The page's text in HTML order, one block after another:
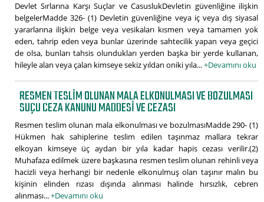
Devlet Sırlarına Karşı Suçlar ve CasuslukDevletin güvenliğine ilişkin
belgelerMadde 326- (1) Devletin güvenliğine veya iç veya dış siyasal
yararlarına ilişkin belge veya vesikaları kısmen veya tamamen yok
eden, tahrip eden veya bunlar üzerinde sahtecilik yapan veya geçici
de olsa, bunları tahsis olundukları yerden başka bir yerde kullanan,
hileyle alan veya çalan kimseye sekiz yıldan oniki yıla...+Devamını oku
RESMEN TESLIM OLUNAN MALA ELKONULMASI VE BOZULMASI
SUÇU CEZA KANUNU MADDESI VE CEZASI
Resmen teslim olunan mala elkonulması ve bozulmasıMadde 290- (1)
Hükmen hak sahiplerine teslim edilen taşınmaz mallara tekrar
elkoyan kimseye üç aydan bir yıla kadar hapis cezası verilir.(2)
Muhafaza edilmek üzere başkasına resmen teslim olunan rehinli veya
hacizli veya herhangi bir nedenle elkonulmuş olan taşınır malın bu
kişinin elinden rızası dışında alınması halinde hırsızlık, cebren
alınması...+Devamını oku